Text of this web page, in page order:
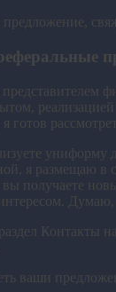
представителем
готов
униформу
я размещаю в
получаете
Контакты
ваши